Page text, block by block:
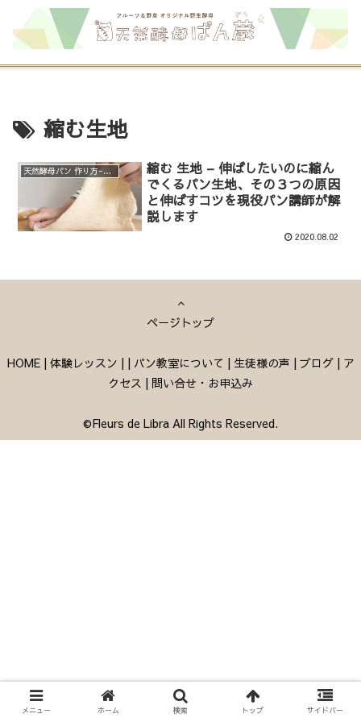
縮む生地
天然酵母パン 作り方−ポイント、実験、裏話など
縮む 生地 – 伸ばしたいのに縮ん
でくるパン生地、その３つの原因
と伸ばすコツを現役パン講師が解
説します
2020.08.02
ページトップ
HOME| 体験レッスン | | パン教室について | 生徒様の声 | ブログ| ア
クセス | 問い合せ・お申込み
©Fleurs de Libra All Rights Reserved.
メニュー ホーム 検索 トップ サイドバー